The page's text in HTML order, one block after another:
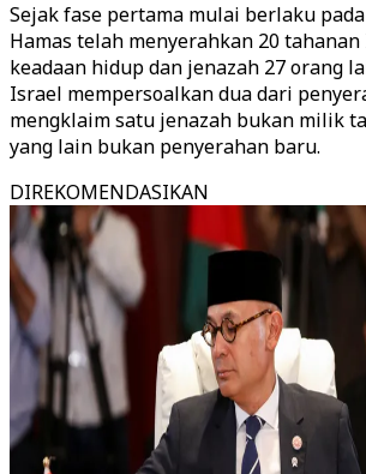
Sejak fase pertama mulai berlaku
Hamas telah menyerahkan 20
keadaan hidup dan jenazah 27 orang
Israel mempersoalkan dua dari
mengklaim satu jenazah bukan milik
yang lain bukan penyerahan baru.
DIREKOMENDASIKAN